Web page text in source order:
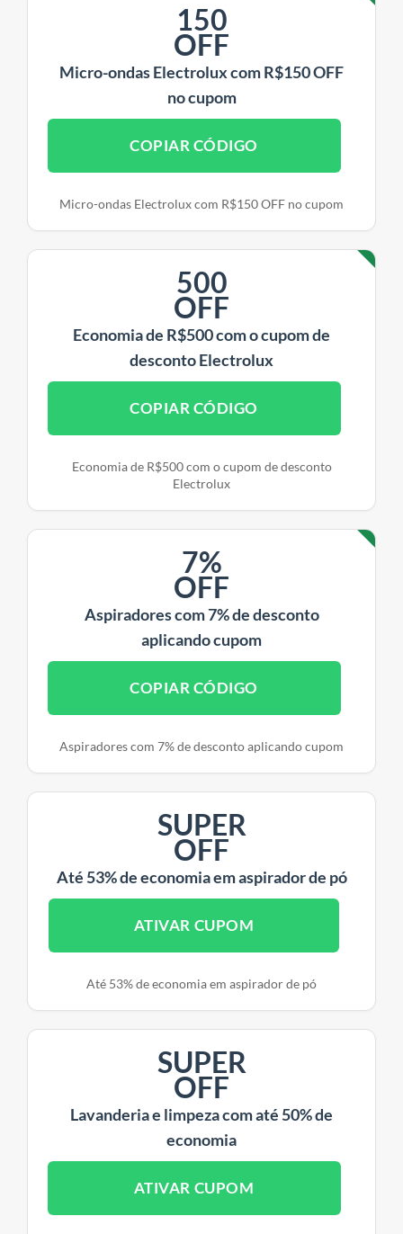
150
OFF
Micro-ondas Electrolux com R$150 OFF
no cupom
COPIAR CÓDIGO
Micro-ondas Electrolux com R$150 OFF no cupom
500
OFF
Economia de R$500 com o cupom de
desconto Electrolux
COPIAR CÓDIGO
Economia de R$500 com o cupom de desconto
Electrolux
7%
OFF
Aspiradores com 7% de desconto
aplicando cupom
COPIAR CÓDIGO
Aspiradores com 7% de desconto aplicando cupom
SUPER
OFF
Até 53% de economia em aspirador de pó
ATIVAR CUPOM
Até 53% de economia em aspirador de pó
SUPER
OFF
Lavanderia e limpeza com até 50% de
economia
ATIVAR CUPOM